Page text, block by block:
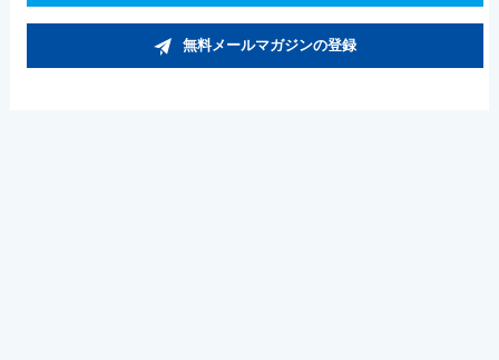
無料メールマガジンの登録